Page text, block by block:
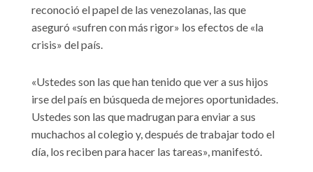
reconoció el papel de las venezolanas, las que
aseguró «sufren con más rigor» los efectos de «la
crisis» del país.
«Ustedes son las que han tenido que ver a sus hijos
irse del país en búsqueda de mejores oportunidades.
Ustedes son las que madrugan para enviar a sus
muchachos al colegio y, después de trabajar todo el
día, los reciben para hacer las tareas», manifestó.